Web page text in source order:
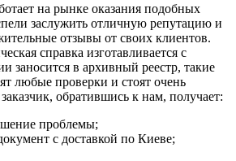
на рынке оказания подобных
заслужить отличную репутацию и
отзывы от своих клиентов.
справка изготавливается с
заносится в архивный реестр, такие
любые проверки и стоят очень
обратившись к нам, получает:
проблемы;
с доставкой по Киеве;